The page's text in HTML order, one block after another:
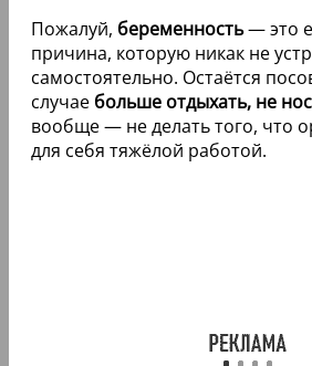
Пожалуй, беременность— это
причина, которую никак не
самостоятельно. Остаётся
случае больше отдыхать, не
вообще — не делать того, что
для себя тяжёлой работой.